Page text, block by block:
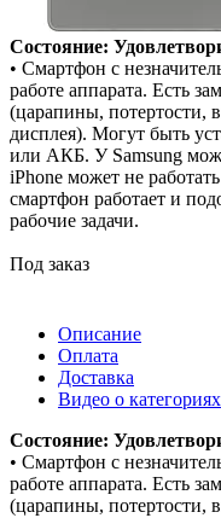
Состояние:
• Смартфон с
работе аппарата. Есть
(царапины, потертости,
дисплея). Могут быть
или АКБ. У Samsung
iPhone может не
смартфон работает и
рабочие задачи.
Под заказ
Описание
Оплата
Доставка
Видео о категориях
Состояние:
• Смартфон с
работе аппарата. Есть
(царапины, потертости,